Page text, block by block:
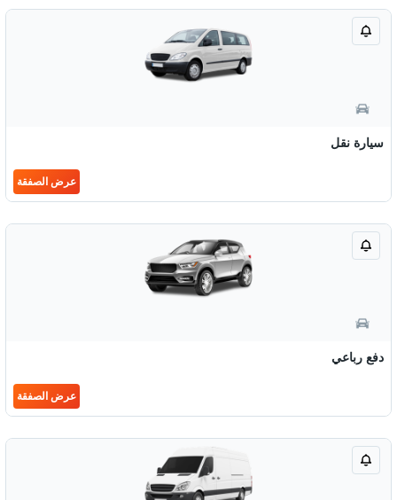
سيارة نقل
عرض الصفقة
دفع رباعي
عرض الصفقة